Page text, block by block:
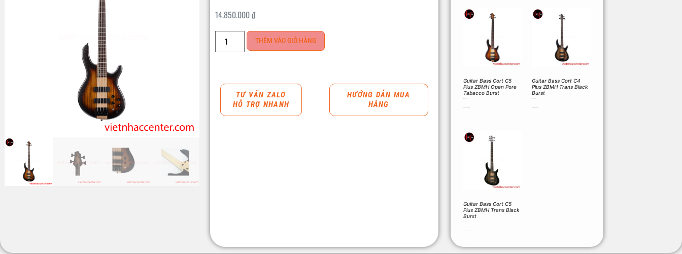
14.850.000₫
THÊM VÀO GIỎ HÀNG
TƯ VẤN ZALO
HỖ TRỢ NHANH
HƯỚNG DẪN MUA
HÀNG
Guitar Bass Cort C5
Plus ZBMH Open Pore
Tabacco Burst
Guitar Bass Cort C4
Plus ZBMH Trans Black
Burst
Guitar Bass Cort C5
Plus ZBMH Trans Black
Burst